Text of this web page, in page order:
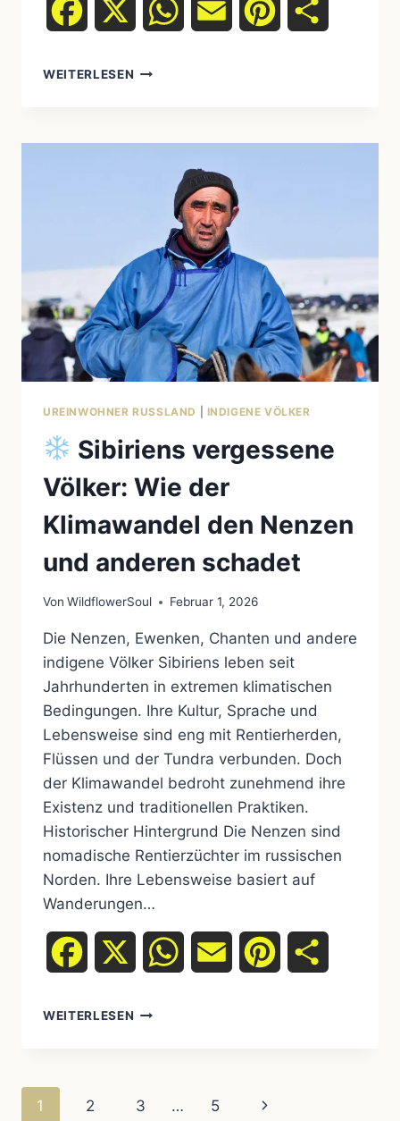
Facebook WhatsAppEmail Pinterest
WEITERLESEN
VOM
OFFIZIELL
ANERKANNTEN
INDIGENEN
GRUPPE
UREINWOHNER RUSSLAND INDIGENE VÖLKER
Sibiriens vergessene
Völker: Wie der
Klimawandel den Nenzen
und anderen schadet
Von WildflowerSoul Februar 1, 2026
Die Nenzen, Ewenken, Chanten und andere
indigene Völker Sibiriens leben seit
Jahrhunderten in extremen klimatischen
Bedingungen. Ihre Kultur, Sprache und
Lebensweise sind eng mit Rentierherden,
Flüssen und der Tundra verbunden. Doch
der Klimawandel bedroht zunehmend ihre
Existenz und traditionellen Praktiken.
Historischer Hintergrund Die Nenzen sind
nomadische Rentierzüchter im russischen
Norden. Ihre Lebensweise basiert auf
Wanderungen…
Facebook WhatsAppEmail Pinterest
WEITERLESEN
DER
Seitennavigation
1 2 3 … 5
Nächste